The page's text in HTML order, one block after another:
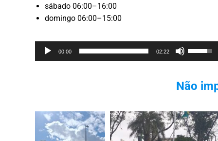
sábado 06:00–16:00
domingo 06:00–15:00
Reprodutor
de
00:00 02:22
as
cima/
ou
diminuir
Não